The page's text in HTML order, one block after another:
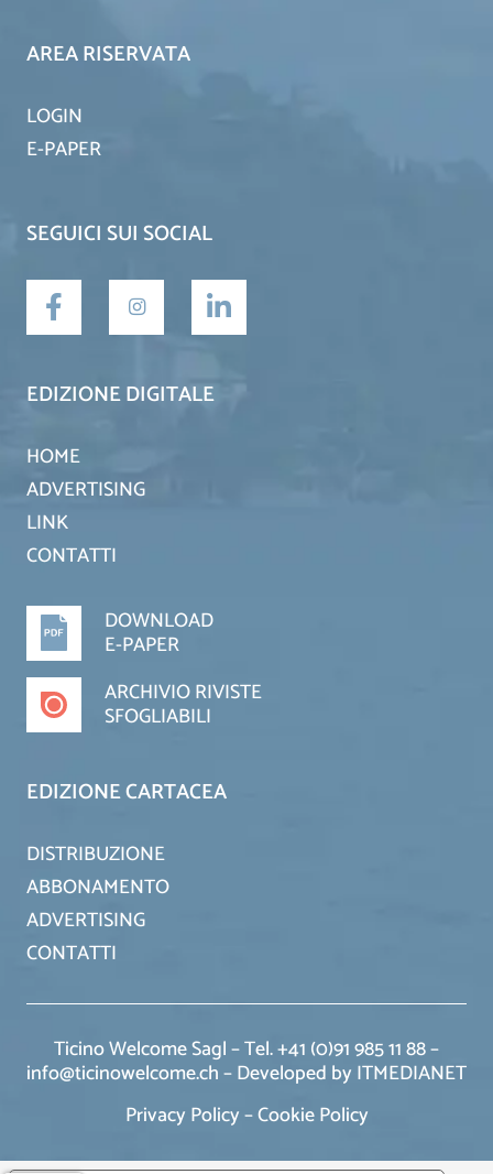
AREA RISERVATA
LOGIN
E-PAPER
SEGUICI SUI SOCIAL
EDIZIONE DIGITALE
HOME
ADVERTISING
LINK
CONTATTI
DOWNLOAD
E-PAPER
ARCHIVIO RIVISTE
SFOGLIABILI
EDIZIONE CARTACEA
DISTRIBUZIONE
ABBONAMENTO
ADVERTISING
CONTATTI
Ticino Welcome Sagl – Tel. +41 (0)91 985 11 88 –
info@ticinowelcome.ch –Developed by ITMEDIANET
Privacy Policy–Cookie Policy